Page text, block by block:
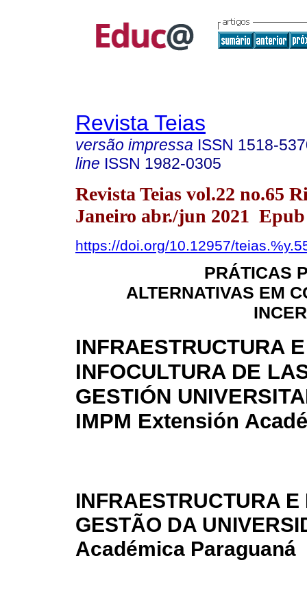
Revista Teias
versão impressa ISSN 1518-
line ISSN 1982-0305
Revista Teias vol.22 no.65
Janeiro abr./jun 2021 Epub
https://doi.org/10.12957/
PRÁTICAS
ALTERNATIVAS EM
INFRAESTRUCTURA E
INFOCULTURA DE
GESTIÓN
IMPM Extensión
INFRAESTRUCTURA
GESTÃO DA
Académica Paraguaná